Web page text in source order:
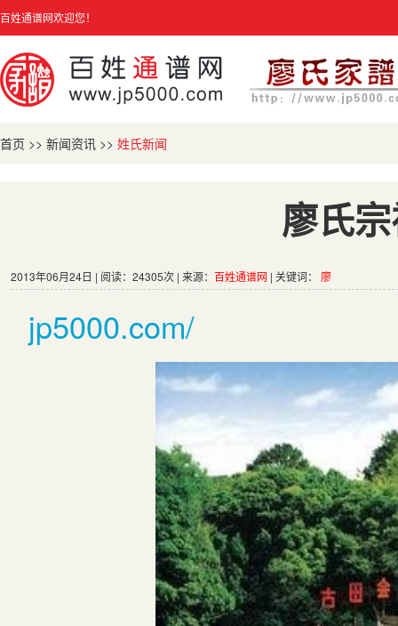
百姓通谱网欢迎您！
首页 >> 新闻资讯 >> 姓氏新闻
廖氏
2013年06月24日 | 阅读：24305次 | 来源： 百姓通谱网 | 关键词： 廖
jp5000.com/